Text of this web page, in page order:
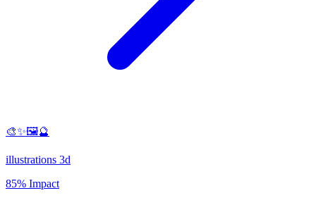
🎨✨🖼️🔮
illustrations 3d
85% Impact